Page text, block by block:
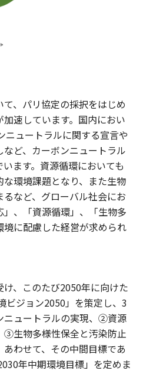
、パリ協定の採択をはじめ
速しています。国内におい
ニュートラルに関する宣言や
ど、カーボンニュートラル
ます。資源循環においても
環境課題となり、また生物
など、グローバル社会にお
、「資源循環」、「生物多
に配慮した経営が求められ
、このたび2050年に向けた
ビジョン2050」を策定し、3
ュートラルの実現、②資源
③生物多様性保全と汚染防止
わせて、その中間目標であ
年中期環境目標」を定めま